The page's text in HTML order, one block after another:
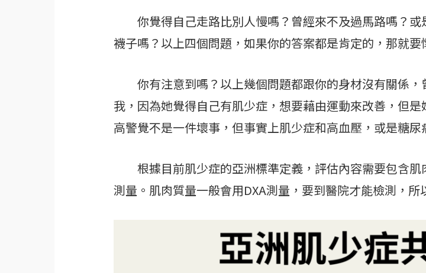
你覺得自己走路比別人慢嗎？曾經來不及過馬路嗎？或
襪子嗎？以上四個問題，如果你的答案都是肯定的，那就要
你有注意到嗎？以上幾個問題都跟你的身材沒有關係，
我，因為她覺得自己有肌少症，想要藉由運動來改善，但
高警覺不是一件壞事，但事實上肌少症和高血壓，或是糖
根據目前肌少症的亞洲標準定義，評估內容需要包含肌
測量。肌肉質量一般會用DXA測量，要到醫院才能檢測，所